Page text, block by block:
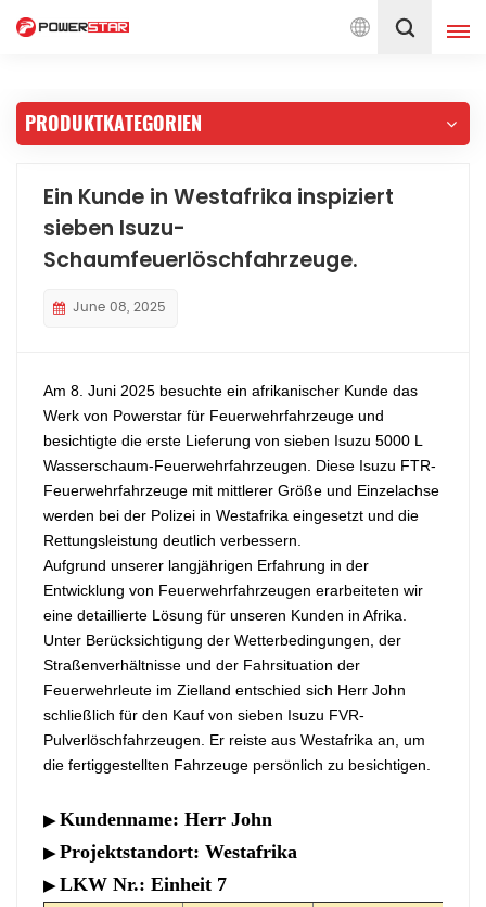
Deutsch
English
italiano
Nederlands
Melayu ไทย
Tiếng Việt Indonesia
中文 қазақ
Filipino မြန်မာ
српски
PRODUKTKATEGORIEN
Ein Kunde in Westafrika inspiziert
sieben Isuzu-
Schaumfeuerlöschfahrzeuge.
June 08, 2025
Am 8. Juni 2025 besuchte ein afrikanischer Kunde das
Werk von Powerstar für Feuerwehrfahrzeuge und
besichtigte die erste Lieferung von sieben Isuzu 5000 L
Wasserschaum-Feuerwehrfahrzeugen. Diese Isuzu FTR-
Feuerwehrfahrzeuge mit mittlerer Größe und Einzelachse
werden bei der Polizei in Westafrika eingesetzt und die
Rettungsleistung deutlich verbessern.
Aufgrund unserer langjährigen Erfahrung in der
Entwicklung von Feuerwehrfahrzeugen erarbeiteten wir
eine detaillierte Lösung für unseren Kunden in Afrika.
Unter Berücksichtigung der Wetterbedingungen, der
Straßenverhältnisse und der Fahrsituation der
Feuerwehrleute im Zielland entschied sich Herr John
schließlich für den Kauf von sieben Isuzu FVR-
Pulverlöschfahrzeugen. Er reiste aus Westafrika an, um
die fertiggestellten Fahrzeuge persönlich zu besichtigen.
▶ Kundenname: Herr John
▶ Projektstandort: Westafrika
▶ LKW Nr.: Einheit 7